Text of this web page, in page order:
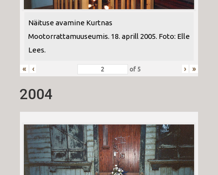
Näituse avamine Kurtnas
Mootorrattamuuseumis. 18. aprill 2005. Foto: Elle
Lees.
« ‹ of 5 › »
2004